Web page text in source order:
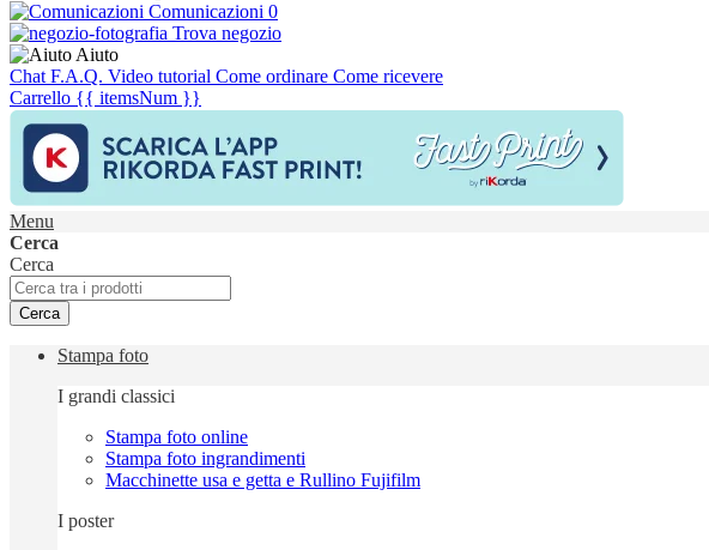
Comunicazioni 0
Trova negozio
Aiuto
Chat F.A.Q. Video tutorial Come ordinare Come ricevere
Carrello {{ itemsNum }}
Menu
Cerca
Cerca
Cerca
Stampa foto
I grandi classici
Stampa foto online
Stampa foto ingrandimenti
Macchinette usa e getta e Rullino Fujifilm
I poster